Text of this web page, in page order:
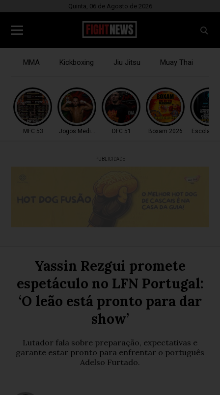
Quinta, 06 de Agosto de 2026
MMA Kickboxing Jiu Jitsu Muay Thai
MFC 53 Jogos MediterrâneoDFC 51 Boxam 2026 Escola
PUBLICIDADE
Yassin Rezgui promete
espetáculo no LFN Portugal:
‘O leão está pronto para dar
show’
Lutador fala sobre preparação, expectativas e
garante estar pronto para enfrentar o português
Adelso Furtado.